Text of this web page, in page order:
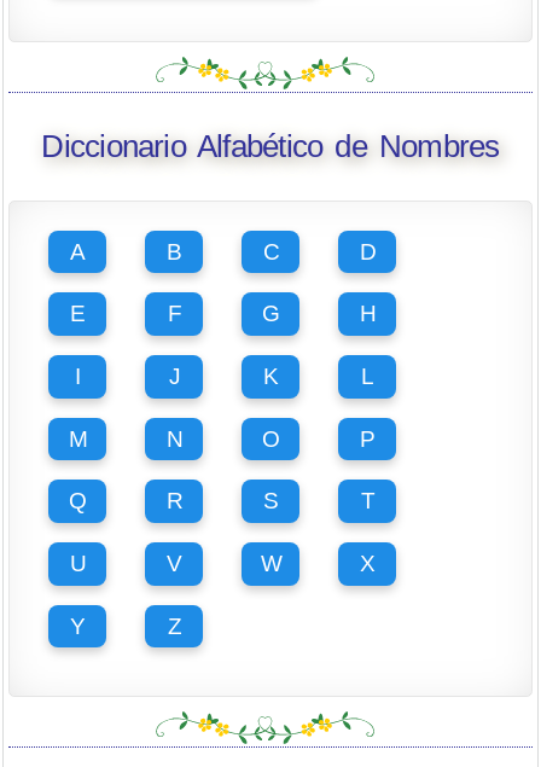
Diccionario Alfabético de Nombres
A B C D
E F G H
I J K L
M N O P
Q R S T
U V W X
Y Z